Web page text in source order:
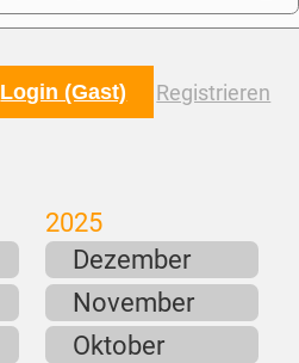
Login (Gast) Registrieren
2025
Dezember
November
Oktober